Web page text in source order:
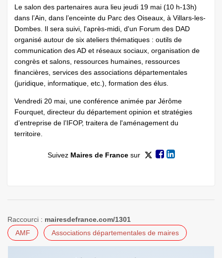
Le salon des partenaires aura lieu jeudi 19 mai (10 h-13h)
dans l’Ain, dans l’enceinte du Parc des Oiseaux, à Villars-les-
Dombes. Il sera suivi, l'après-midi, d'un Forum des DAD
organisé autour de six ateliers thématiques : outils de
communication des AD et réseaux sociaux, organisation de
congrès et salons, ressources humaines, ressources
financières, services des associations départementales
(juridique, informatique, etc.), formation des élus.
Vendredi 20 mai, une conférence animée par Jérôme
Fourquet, directeur du département opinion et stratégies
d’entreprise de l’IFOP, traitera de l'aménagement du
territoire.
Suivez Maires de Francesur
Raccourci : mairesdefrance.com/1301
AMF
Associations départementales de maires